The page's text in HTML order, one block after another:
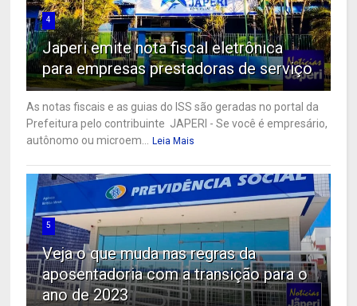
4
Japeri emite nota fiscal eletrônica
para empresas prestadoras de serviço
As notas fiscais e as guias do ISS são geradas no portal da
Prefeitura pelo contribuinte JAPERI - Se você é empresário,
autônomo ou microem...
Leia Mais
5
Veja o que muda nas regras da
aposentadoria com a transição para o
ano de 2023